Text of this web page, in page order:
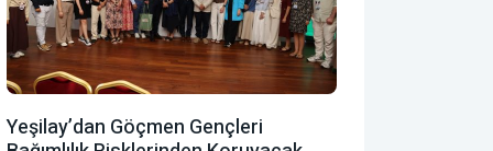
Yeşilay’dan Göçmen Gençleri